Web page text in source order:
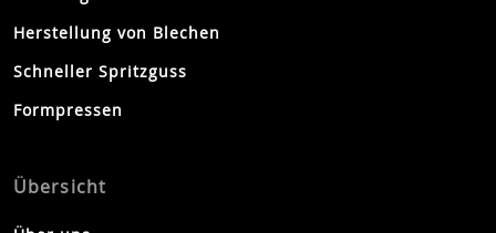
Herstellung von Blechen
Schneller Spritzguss
Formpressen
Übersicht